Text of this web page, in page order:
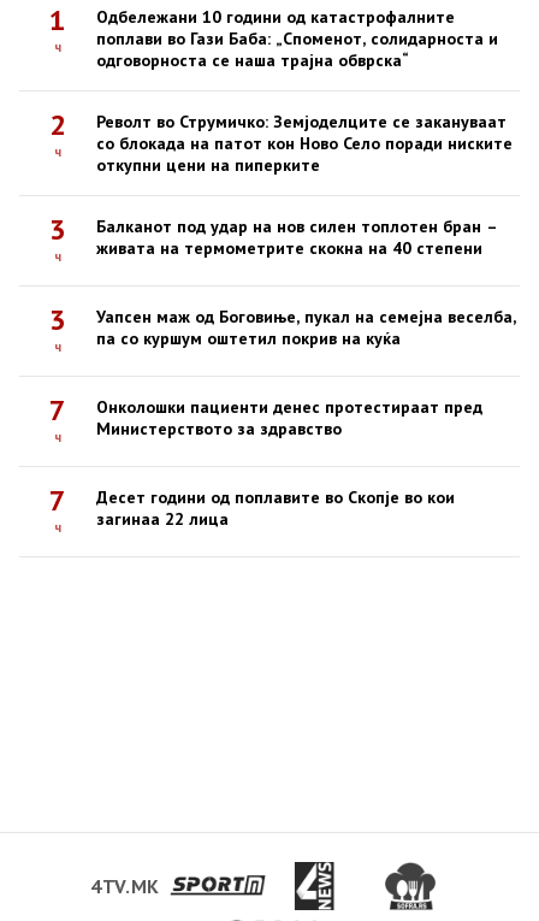
1
ч
Одбележани 10 години од катастрофалните
поплави во Гази Баба: „Споменот, солидарноста и
одговорноста се наша трајна обврска“
2
ч
Револт во Струмичко: Земјоделците се закануваат
со блокада на патот кон Ново Село поради ниските
откупни цени на пиперките
3
ч
Балканот под удар на нов силен топлотен бран –
живата на термометрите скокна на 40 степени
3
ч
Уапсен маж од Боговиње, пукал на семејна веселба,
па со куршум оштетил покрив на куќа
7
ч
Онколошки пациенти денес протестираат пред
Министерството за здравство
7
ч
Десет години од поплавите во Скопје во кои
загинаа 22 лица
4TV.MK